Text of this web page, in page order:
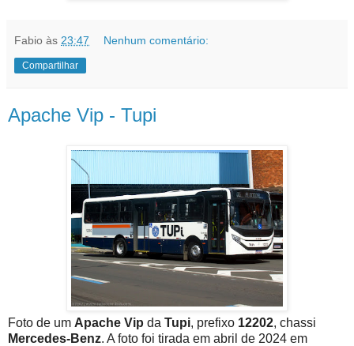
Fabio às 23:47 Nenhum comentário:
Compartilhar
Apache Vip - Tupi
Foto de um Apache Vip da Tupi, prefixo 12202, chassi
Mercedes-Benz. A foto foi tirada em abril de 2024 em